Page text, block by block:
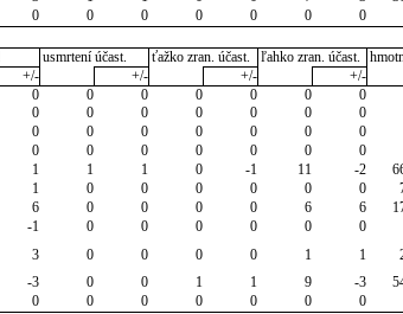
0 0 0 0 0 0 0
usmrtení účast. ťažko zran. účast. ľahko zran. účast.
+/-
+/- +/- +/-
0 0 0 0 0 0 0
0 0 0 0 0 0 0
0 0 0 0 0 0 0
0 0 0 0 0 0 0
1 1 1 0 -1 11 -2
1 0 0 0 0 0 0
6 0 0 0 0 6 6
-1 0 0 0 0 0 0
3 0 0 0 0 1 1
-3 0 0 1 1 9 -3
0 0 0 0 0 0 0